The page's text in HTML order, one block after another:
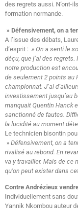
des regrets aussi. N’ont-
formation normande.
» Défensivement, on a
A l’issue des débats,
d’esprit : » On a senti le
déçu, que j’ai des
notre production est
de seulement 2 points au
championnat. J’ai
investissement jusqu’au
manquait Quentin Hanck
sanctionné de fautes.
la lucidité au moment
Le technicien bisontin
» Défensivement, on a
rivalisé au rebond. En
va y travailler. Mais de ce
qu’on peut exister dans
Contre Andrézieux
Individuellement sans
Yannik Nkombou auteur